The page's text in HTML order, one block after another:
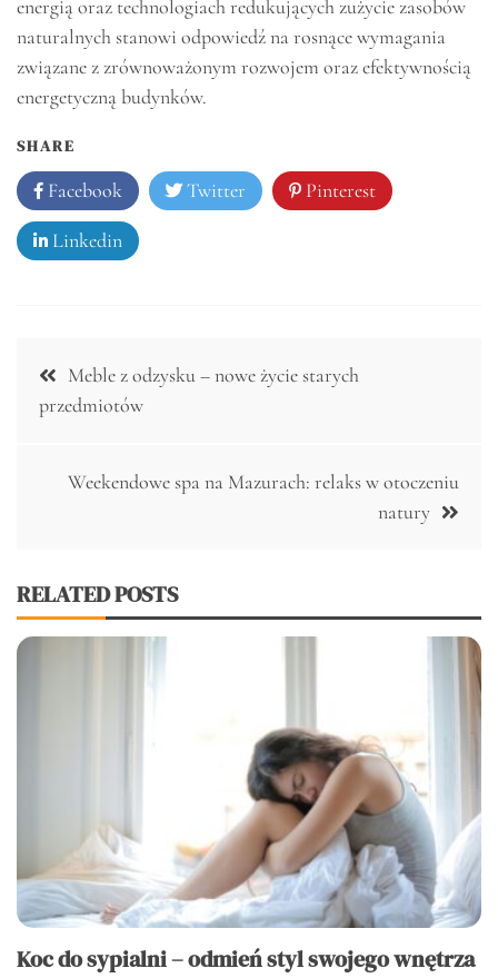
energią oraz technologiach redukujących zużycie zasobów
naturalnych stanowi odpowiedź na rosnące wymagania
związane z zrównoważonym rozwojem oraz efektywnością
energetyczną budynków.
SHARE
Facebook Twitter Pinterest
Linkedin
Nawigacja
wpisu
Meble z odzysku – nowe życie starych
przedmiotów
Weekendowe spa na Mazurach: relaks w otoczeniu
natury
RELATED POSTS
Koc do sypialni – odmień styl swojego wnętrza